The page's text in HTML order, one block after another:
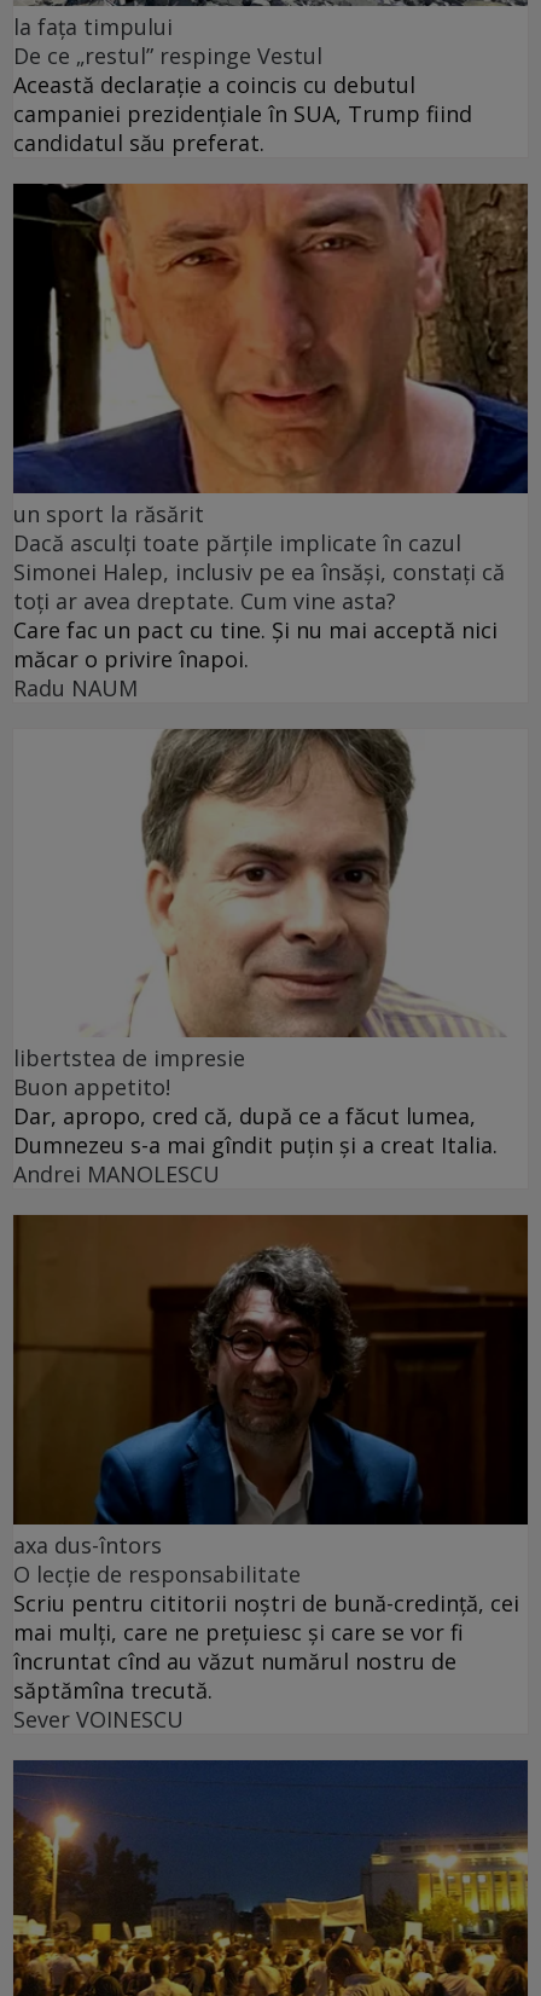
la fața timpului
De ce „restul” respinge Vestul
Această declarație a coincis cu debutul
campaniei prezidențiale în SUA, Trump fiind
candidatul său preferat.
un sport la răsărit
Dacă asculți toate părțile implicate în cazul
Simonei Halep, inclusiv pe ea însăși, constați că
toți ar avea dreptate. Cum vine asta?
Care fac un pact cu tine. Și nu mai acceptă nici
măcar o privire înapoi.
Radu NAUM
libertstea de impresie
Buon appetito!
Dar, apropo, cred că, după ce a făcut lumea,
Dumnezeu s-a mai gîndit puțin și a creat Italia.
Andrei MANOLESCU
axa dus-întors
O lecție de responsabilitate
Scriu pentru cititorii noștri de bună-credință, cei
mai mulți, care ne prețuiesc și care se vor fi
încruntat cînd au văzut numărul nostru de
săptămîna trecută.
Sever VOINESCU